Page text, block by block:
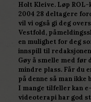
Holt Kleive. Løp
2004 28 deltagere
vil vi også gi deg
Vestfold,
en mulighet for deg
innspill til
Gøy å smelle med før
mindre plass. Får du
på denne så man
I mange tilfeller kan
videoterapi har god